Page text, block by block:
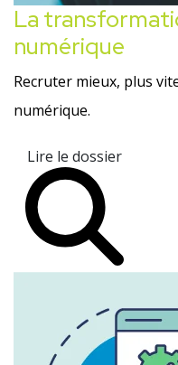
La
numérique
Recruter mieux, plus
numérique.
Lire le dossier